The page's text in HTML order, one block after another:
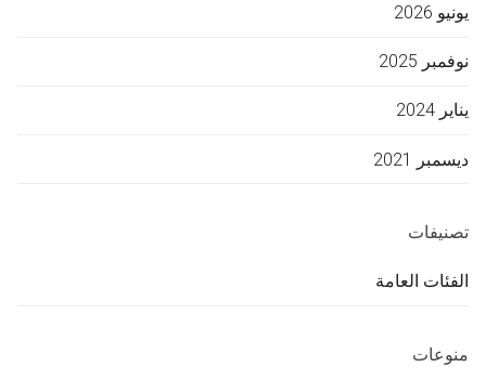
يونيو 2026
نوفمبر 2025
يناير 2024
ديسمبر 2021
تصنيفات
الفئات العامة
منوعات